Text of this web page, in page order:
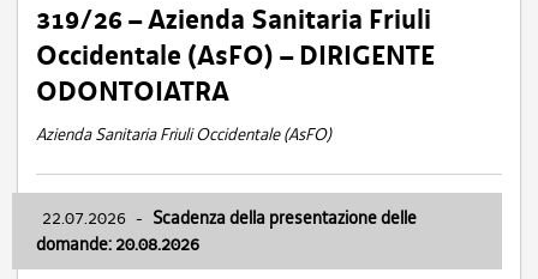
319/26 – Azienda Sanitaria Friuli
Occidentale (AsFO) – DIRIGENTE
ODONTOIATRA
Azienda Sanitaria Friuli Occidentale (AsFO)
22.07.2026 - Scadenza della presentazione delle
domande: 20.08.2026